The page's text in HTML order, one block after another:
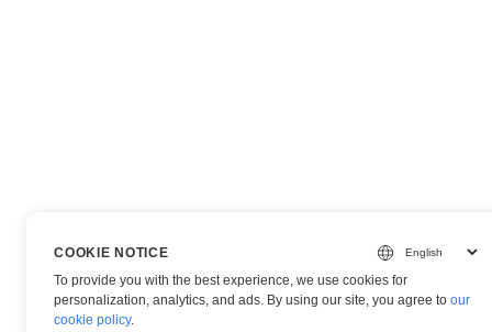
COOKIE NOTICE
To provide you with the best experience, we use cookies for
personalization, analytics, and ads. By using our site, you agree toour
cookie policy.